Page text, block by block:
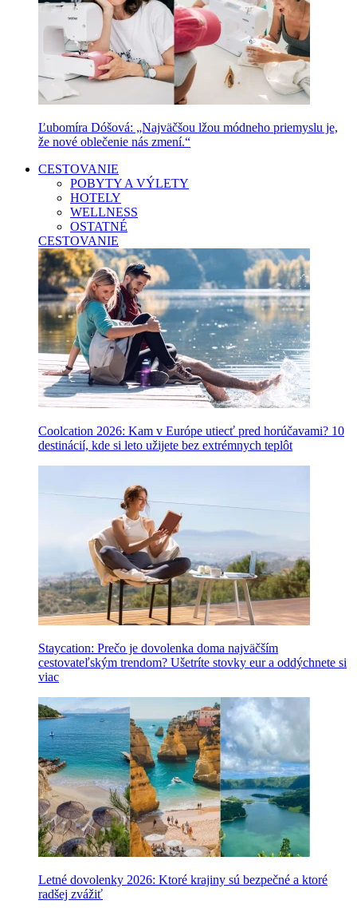
Ľubomíra Dóšová: „Najväčšou lžou módneho priemyslu je,
že nové oblečenie nás zmení.“
CESTOVANIE
POBYTY A VÝLETY
HOTELY
WELLNESS
OSTATNÉ
CESTOVANIE
Coolcation 2026: Kam v Európe utiecť pred horúčavami? 10
destinácií, kde si leto užijete bez extrémnych teplôt
Staycation: Prečo je dovolenka doma najväčším
cestovateľským trendom? Ušetríte stovky eur a oddýchnete si
viac
Letné dovolenky 2026: Ktoré krajiny sú bezpečné a ktoré
radšej zvážiť